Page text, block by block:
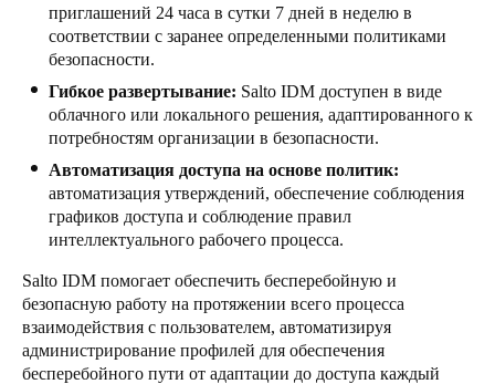
приглашений 24 часа в сутки 7 дней в неделю в
соответствии с заранее определенными политиками
безопасности.
Гибкое развертывание: Salto IDM доступен в виде
облачного или локального решения, адаптированного к
потребностям организации в безопасности.
Автоматизация доступа на основе политик:
автоматизация утверждений, обеспечение соблюдения
графиков доступа и соблюдение правил
интеллектуального рабочего процесса.
Salto IDM помогает обеспечить бесперебойную и
безопасную работу на протяжении всего процесса
взаимодействия с пользователем, автоматизируя
администрирование профилей для обеспечения
бесперебойного пути от адаптации до доступа каждый